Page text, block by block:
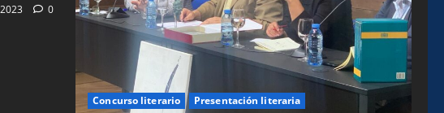
Concurso literario Presentación literaria
0